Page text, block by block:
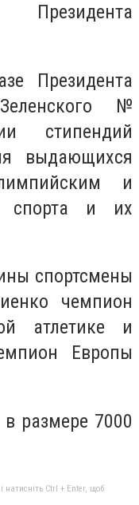
Президента
Президента
№
стипендий
выдающихся
и
спорта и их
спортсмены
чемпион
атлетике и
Европы
размере 7000
натисніть Ctrl + Enter, щоб